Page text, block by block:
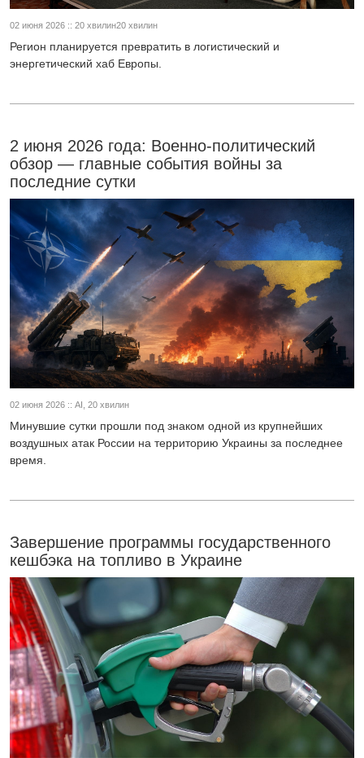
02 июня 2026 :: 20 хвилин20 хвилин
Регион планируется превратить в логистический и
энергетический хаб Европы.
2 июня 2026 года: Военно-политический
обзор — главные события войны за
последние сутки
02 июня 2026 :: AI, 20 хвилин
Минувшие сутки прошли под знаком одной из крупнейших
воздушных атак России на территорию Украины за последнее
время.
Завершение программы государственного
кешбэка на топливо в Украине